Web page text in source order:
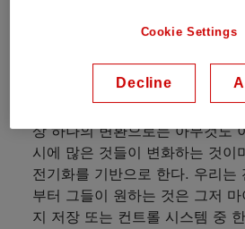
분야의 수장인 맥신 가비
너지 시장은 변화하고 있으며 도
상 하나의 변환으로는 아무것도
시에 많은 것들이 변화하는 것이
전기화를 기반으로 한다. 우리는
부터 그들이 원하는 것은 그저
지 저장 또는 컨트롤 시스템 중
Cookie Settings
Decline